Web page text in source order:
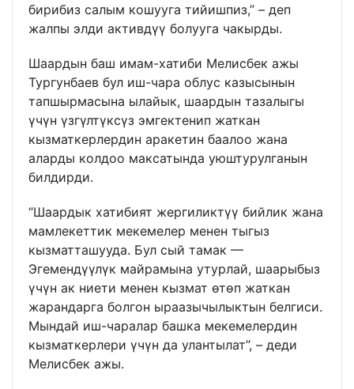
бирибиз салым кошууга тийишпиз,” – деп
жалпы элди активдүү болууга чакырды.
Шаардын баш имам-хатиби Мелисбек ажы
Тургунбаев бул иш-чара облус казысынын
тапшырмасына ылайык, шаардын тазалыгы
үчүн үзгүлтүксүз эмгектенип жаткан
кызматкерлердин аракетин баалоо жана
аларды колдоо максатында уюштурулганын
билдирди.
“Шаардык хатибият жергиликтүү бийлик жана
мамлекеттик мекемелер менен тыгыз
кызматташууда. Бул сый тамак —
Эгемендүүлүк майрамына утурлай, шаарыбыз
үчүн ак ниети менен кызмат өтөп жаткан
жарандарга болгон ыраазычылыктын белгиси.
Мындай иш-чаралар башка мекемелердин
кызматкерлери үчүн да улантылат”, – деди
Мелисбек ажы.